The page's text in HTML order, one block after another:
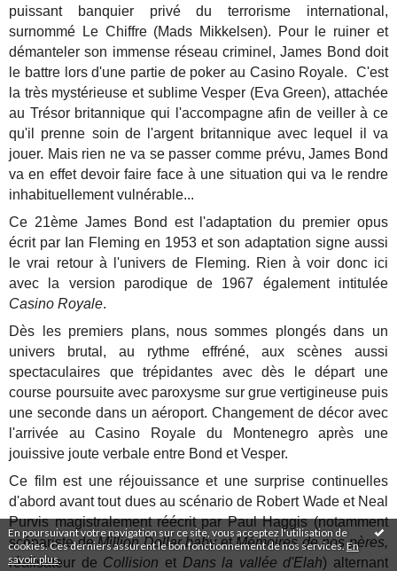
En poursuivant votre navigation sur ce site, vous acceptez l'utilisation de
cookies. Ces derniers assurent le bon fonctionnement de nos services. En
savoir plus.
puissant banquier privé du terrorisme international,
surnommé Le Chiffre (Mads Mikkelsen). Pour le ruiner et
démanteler son immense réseau criminel, James Bond doit
le battre lors d'une partie de poker au Casino Royale. C'est
la très mystérieuse et sublime Vesper (Eva Green), attachée
au Trésor britannique qui l'accompagne afin de veiller à ce
qu'il prenne soin de l'argent britannique avec lequel il va
jouer. Mais rien ne va se passer comme prévu, James Bond
va en effet devoir faire face à une situation qui va le rendre
inhabituellement vulnérable...
Ce 21ème James Bond est l'adaptation du premier opus
écrit par Ian Fleming en 1953 et son adaptation signe aussi
le vrai retour à l'univers de Fleming. Rien à voir donc ici
avec la version parodique de 1967 également intitulée
Casino Royale.
Dès les premiers plans, nous sommes plongés dans un
univers brutal, au rythme effréné, aux scènes aussi
spectaculaires que trépidantes avec dès le départ une
course poursuite avec paroxysme sur grue vertigineuse puis
une seconde dans un aéroport. Changement de décor avec
l'arrivée au Casino Royale du Montenegro après une
jouissive joute verbale entre Bond et Vesper.
Ce film est une réjouissance et une surprise continuelles
d'abord avant tout dues au scénario de Robert Wade et Neal
Purvis magistralement réécrit par Paul Haggis (notamment
scénariste deMillion Dollar babyetMémoires de nos pères,
réalisateur de Collision et Dans la vallée d'Elah) alternant